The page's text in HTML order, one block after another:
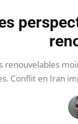
renouvelables
Conflit en Iran